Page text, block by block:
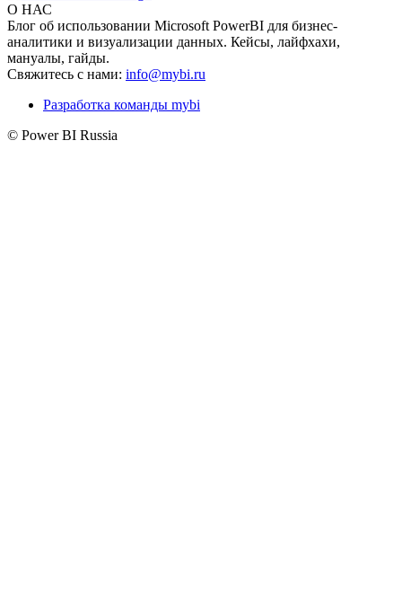
О НАС
Блог об использовании Microsoft PowerBI для бизнес-
аналитики и визуализации данных. Кейсы, лайфхахи,
мануалы, гайды.
Свяжитесь с нами: info@mybi.ru
Разработка команды mybi
© Power BI Russia